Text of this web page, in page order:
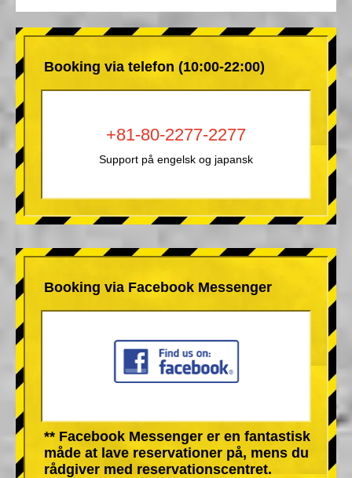
Booking via telefon (10:00-22:00)
+81-80-2277-2277
Support på engelsk og japansk
Booking via Facebook Messenger
** Facebook Messenger er en fantastisk
måde at lave reservationer på, mens du
rådgiver med reservationscentret.